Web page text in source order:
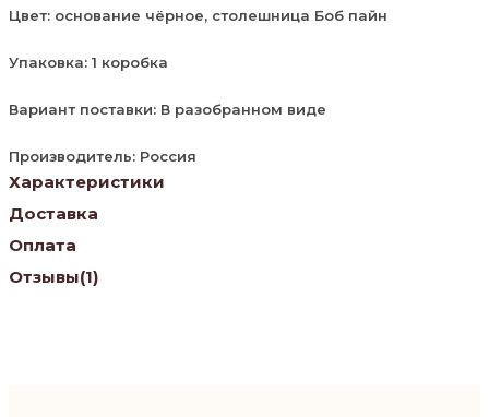
Цвет: основание чёрное, столешница Боб пайн
Упаковка: 1 коробка
Вариант поставки: В разобранном виде
Производитель: Россия
Характеристики
Доставка
Оплата
Отзывы(1)